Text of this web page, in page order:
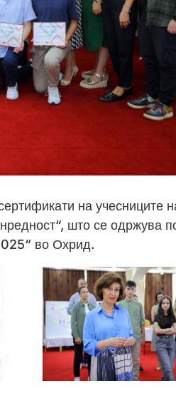
на учесниците
што се одржува
во Охрид.